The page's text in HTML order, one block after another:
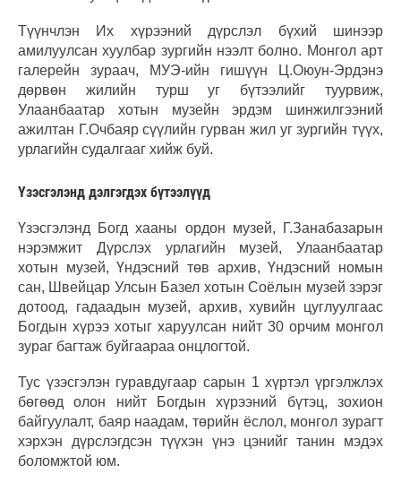
Түүнчлэн Их хүрээний дүрслэл бүхий шинээр
амилуулсан хуулбар зургийн нээлт болно. Монгол арт
галерейн зураач, МУЭ-ийн гишүүн Ц.Оюун-Эрдэнэ
дөрвөн жилийн турш уг бүтээлийг туурвиж,
Улаанбаатар хотын музейн эрдэм шинжилгээний
ажилтан Г.Очбаяр сүүлийн гурван жил уг зургийн түүх,
урлагийн судалгааг хийж буй.
Үзэсгэлэнд дэлгэгдэх бүтээлүүд
Үзэсгэлэнд Богд хааны ордон музей, Г.Занабазарын
нэрэмжит Дүрслэх урлагийн музей, Улаанбаатар
хотын музей, Үндэсний төв архив, Үндэсний номын
сан, Швейцар Улсын Базел хотын Соёлын музей зэрэг
дотоод, гадаадын музей, архив, хувийн цуглуулгаас
Богдын хүрээ хотыг харуулсан нийт 30 орчим монгол
зураг багтаж буйгаараа онцлогтой.
Тус үзэсгэлэн гуравдугаар сарын 1 хүртэл үргэлжлэх
бөгөөд олон нийт Богдын хүрээний бүтэц, зохион
байгуулалт, баяр наадам, төрийн ёслол, монгол зурагт
хэрхэн дүрслэгдсэн түүхэн үнэ цэнийг танин мэдэх
боломжтой юм.